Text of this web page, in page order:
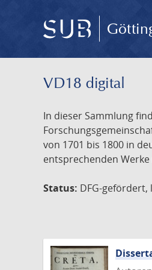
VD18 digital
In dieser Sammlung
von 1701 bis 1800 in
entsprechenden
Status: DFG-gefördert,